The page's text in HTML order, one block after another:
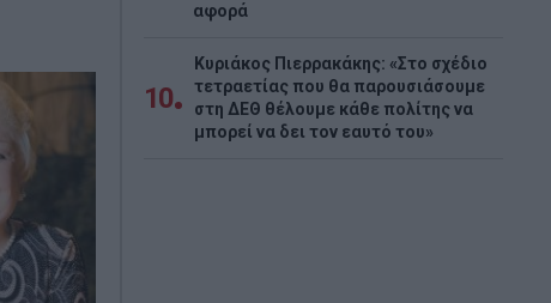
αφορά
10
Κυριάκος Πιερρακάκης: «Στο σχέδιο
τετραετίας που θα παρουσιάσουμε
στη ΔΕΘ θέλουμε κάθε πολίτης να
μπορεί να δει τον εαυτό του»